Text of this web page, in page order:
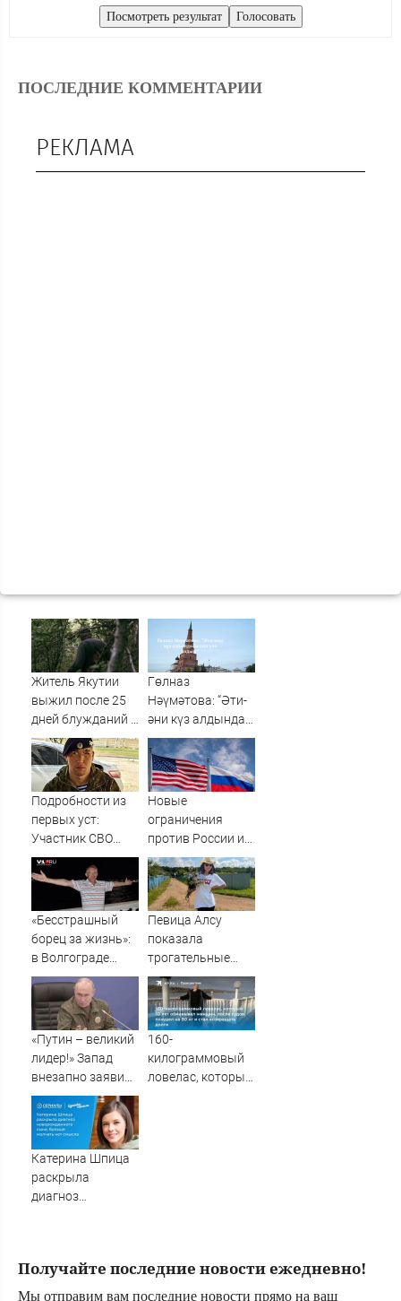
ПОСЛЕДНИЕ КОММЕНТАРИИ
РЕКЛАМА
Житель Якутии
выжил после 25
дней блужданий в
тайге
Гөлназ
Нәүмәтова: “Әти-
әни күз алдында
батып үлә яздым”
Подробности из
первых уст:
Участник СВО
рассказал, что
спасло его в
схватке с
медведем
Новые
ограничения
против России и
Ирана прошли
голосование в
Сенате США
«Бесстрашный
борец за жизнь»:
в Волгограде
прощаются с
анестезиологом-
реаниматолог
высшей
категории
Певица Алсу
показала
трогательные
фото из деревни
Уяндык в
Башкирии
«Путин – великий
лидер!» Запад
внезапно заявил
о победе России.
Хитрый план или
признание
реальности?
160-
килограммовый
ловелас, который
Катерина Шпица
раскрыла
диагноз
смысла
Получайте последние новости ежедневно!
Мы отправим вам последние новости прямо на ваш